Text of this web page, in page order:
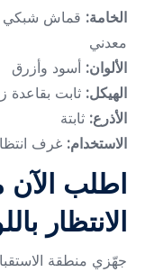
الخامة: قماش شبكي
معدني
الألوان: أسود وأزرق
الهيكل: ثابت بقاعدة
الأذرع: ثابتة
الاستخدام: غرف
اطلب
الانتظار
جهّزي منطقة